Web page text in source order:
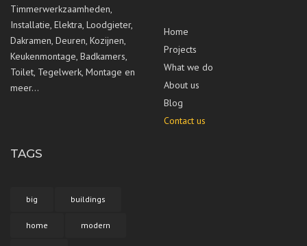
Timmerwerkzaamheden,
Installatie, Elektra, Loodgieter,
Dakramen, Deuren, Kozijnen,
Keukenmontage, Badkamers,
Toilet, Tegelwerk, Montage en
meer…
Home
Projects
What we do
About us
Blog
Contact us
TAGS
big buildings
home modern